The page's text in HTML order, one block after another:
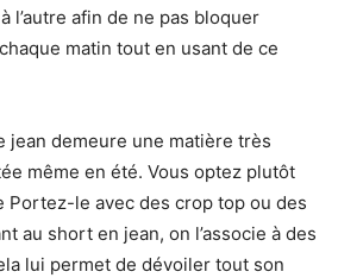
l’autre afin de ne pas bloquer
matin tout en usant de ce
jean demeure une matière très
même en été. Vous optez plutôt
Portez-le avec des crop top ou des
au short en jean, on l’associe à des
lui permet de dévoiler tout son